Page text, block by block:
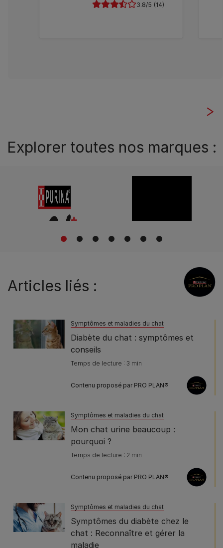
3.8 (14)
Explorer toutes nos marques :
1 2 3 4 5 6 7
Articles liés :
Symptômes et maladies du chat
Diabète du chat : symptômes et
conseils
Temps de lecture : 3 min
Contenu proposé par PRO PLAN®
Symptômes et maladies du chat
Mon chat urine beaucoup :
pourquoi ?
Temps de lecture : 2 min
Contenu proposé par PRO PLAN®
Symptômes et maladies du chat
Symptômes du diabète chez le
chat : Reconnaître et gérer la
maladie